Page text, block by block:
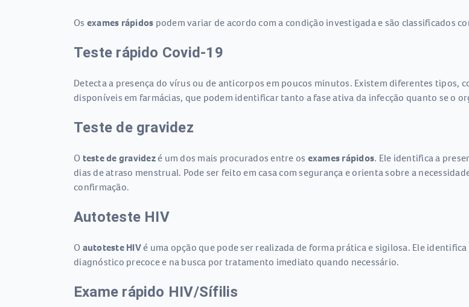
Os exames rápidos podem variar de acordo com a condição investigada e são classificados
Teste rápido Covid-19
Detecta a presença do vírus ou de anticorpos em poucos minutos. Existem diferentes tipos,
disponíveis em farmácias, que podem identificar tanto a fase ativa da infecção quanto se o
Teste de gravidez
O teste de gravidezé um dos mais procurados entre os exames rápidos. Ele identifica a
dias de atraso menstrual. Pode ser feito em casa com segurança e orienta sobre a
confirmação.
Autoteste HIV
O autoteste HIVé uma opção que pode ser realizada de forma prática e sigilosa. Ele
diagnóstico precoce e na busca por tratamento imediato quando necessário.
Exame rápido HIV/Sífilis